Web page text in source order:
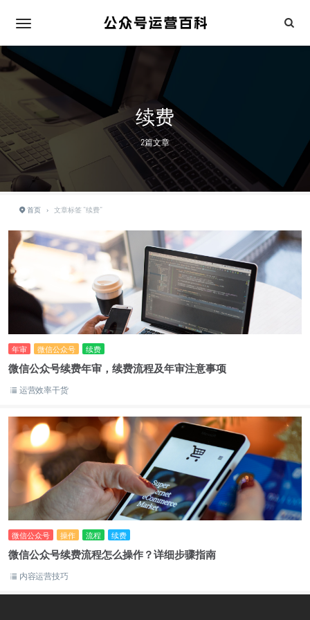
续费
2篇文章
首页 › 文章标签 "续费"
年审 微信公众号 续费
微信公众号续费年审，续费流程及年审注意事项
运营效率干货
微信公众号 操作 流程 续费
微信公众号续费流程怎么操作？详细步骤指南
内容运营技巧